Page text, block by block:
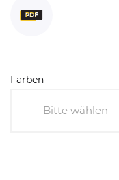
Farben
Bitte wählen